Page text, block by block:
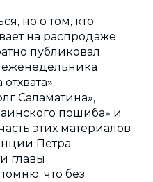
но о том, кто
на распродаже
публиковал
еженедельника
Саламатина»,
пошиба» и
этих материалов
Петра
главы
что без